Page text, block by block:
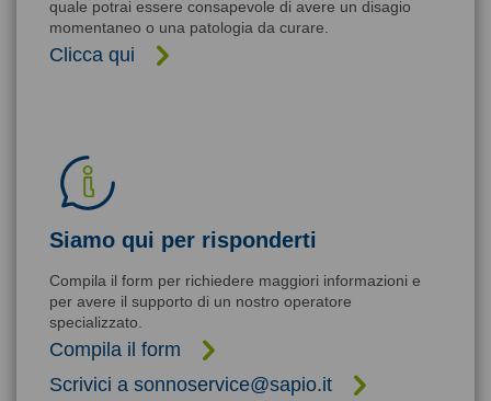
quale potrai essere consapevole di avere un disagio
momentaneo o una patologia da curare.
Clicca qui
Siamo qui per risponderti
Compila il form per richiedere maggiori informazioni e
per avere il supporto di un nostro operatore
specializzato.
Compila il form
Scrivici a sonnoservice@sapio.it